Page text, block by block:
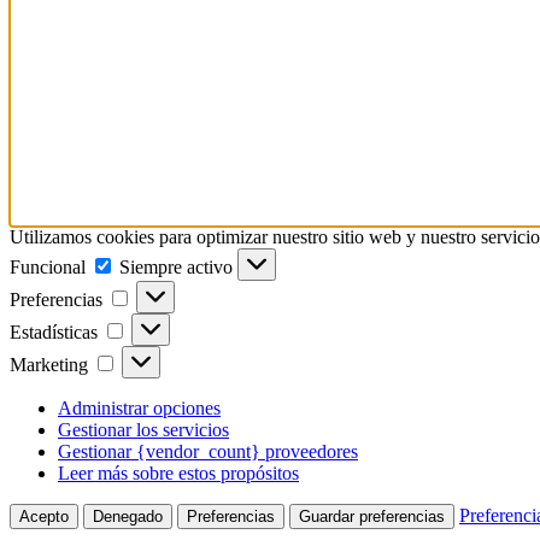
Utilizamos cookies para optimizar nuestro sitio web y nuestro
Funcional
Funcional
Siempre activo
Preferencias
Preferencias
Estadísticas Estadísticas
Marketing Marketing
Administrar opciones
Gestionar los servicios
Gestionar {vendor_count} proveedores
Leer más sobre estos propósitos
Acepto Denegado Preferencias Guardar preferencias